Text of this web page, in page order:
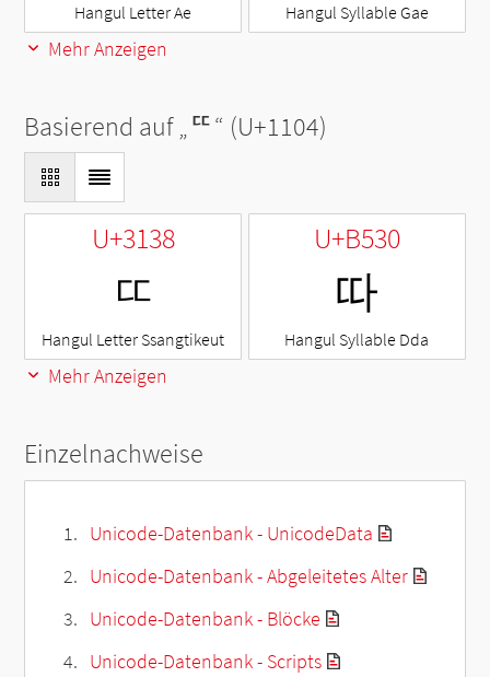
Hangul Letter Ae Hangul Syllable Gae
Mehr Anzeigen
Basierend auf „ᄄ“ (U+1104)
U+3138
ㄸ
Hangul Letter Ssangtikeut
U+B530
따
Hangul Syllable Dda
Mehr Anzeigen
Einzelnachweise
Unicode-Datenbank - UnicodeData
Unicode-Datenbank - Abgeleitetes Alter
Unicode-Datenbank - Blöcke
Unicode-Datenbank - Scripts